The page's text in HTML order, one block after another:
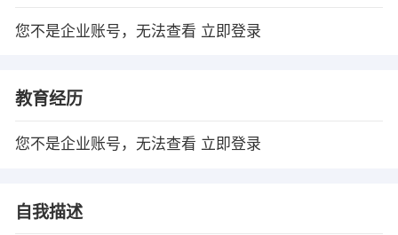
您不是企业账号，无法查看 立即登录
教育经历
您不是企业账号，无法查看 立即登录
自我描述